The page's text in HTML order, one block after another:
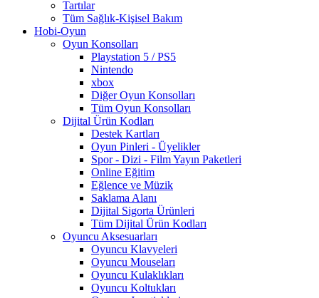
Tartılar
Tüm Sağlık-Kişisel Bakım
Hobi-Oyun
Oyun Konsolları
Playstation 5 / PS5
Nintendo
xbox
Diğer Oyun Konsolları
Tüm Oyun Konsolları
Dijital Ürün Kodları
Destek Kartları
Oyun Pinleri - Üyelikler
Spor - Dizi - Film Yayın Paketleri
Online Eğitim
Eğlence ve Müzik
Saklama Alanı
Dijital Sigorta Ürünleri
Tüm Dijital Ürün Kodları
Oyuncu Aksesuarları
Oyuncu Klavyeleri
Oyuncu Mouseları
Oyuncu Kulaklıkları
Oyuncu Koltukları